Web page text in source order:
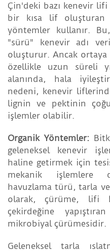
Çin'deki bazı kenevir
bir kısa lif oluşturan
yöntemler kullanır.
"sürü" kenevir adı
oluşturur. Ancak
özellikle uzun süreli
alanında, hala
nedeni, kenevir
lignin ve pektinin
işlemler olabilir.
Organik Yöntemler:
geleneksel kenevir
haline getirmek için
mekanik işlemlere
havuzlama türü, tarla
olarak, çürüme, lifi
çekirdeğine
mikrobiyal çürümesidir.
Geleneksel tarla